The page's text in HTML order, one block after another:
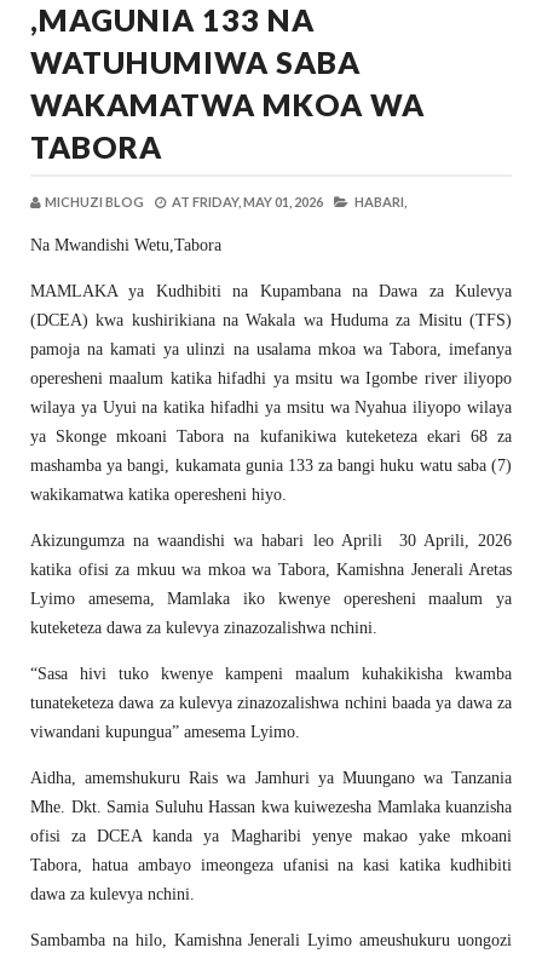
,MAGUNIA 133 NA
WATUHUMIWA SABA
WAKAMATWA MKOA WA
TABORA
MICHUZI BLOG AT FRIDAY, MAY 01, 2026 HABARI,
Na Mwandishi Wetu,Tabora
MAMLAKA ya Kudhibiti na Kupambana na Dawa za Kulevya
(DCEA) kwa kushirikiana na Wakala wa Huduma za Misitu (TFS)
pamoja na kamati ya ulinzi na usalama mkoa wa Tabora, imefanya
operesheni maalum katika hifadhi ya msitu wa Igombe river iliyopo
wilaya ya Uyui na katika hifadhi ya msitu wa Nyahua iliyopo wilaya
ya Skonge mkoani Tabora na kufanikiwa kuteketeza ekari 68 za
mashamba ya bangi, kukamata gunia 133 za bangi huku watu saba (7)
wakikamatwa katika operesheni hiyo.
Akizungumza na waandishi wa habari leo Aprili 30 Aprili, 2026
katika ofisi za mkuu wa mkoa wa Tabora, Kamishna Jenerali Aretas
Lyimo amesema, Mamlaka iko kwenye operesheni maalum ya
kuteketeza dawa za kulevya zinazozalishwa nchini.
“Sasa hivi tuko kwenye kampeni maalum kuhakikisha kwamba
tunateketeza dawa za kulevya zinazozalishwa nchini baada ya dawa za
viwandani kupungua” amesema Lyimo.
Aidha, amemshukuru Rais wa Jamhuri ya Muungano wa Tanzania
Mhe. Dkt. Samia Suluhu Hassan kwa kuiwezesha Mamlaka kuanzisha
ofisi za DCEA kanda ya Magharibi yenye makao yake mkoani
Tabora, hatua ambayo imeongeza ufanisi na kasi katika kudhibiti
dawa za kulevya nchini.
Sambamba na hilo, Kamishna Jenerali Lyimo ameushukuru uongozi